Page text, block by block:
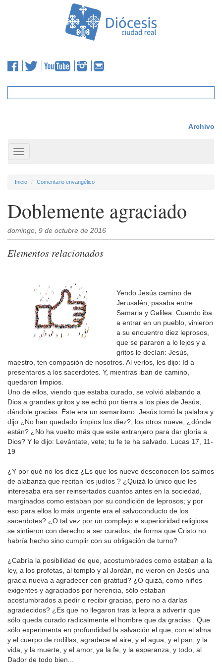
Archivo
Toggle
navigation
Inicio Comentario envangélico
Doblemente agraciado
domingo, 9 de octubre de 2016
Elementos relacionados
Yendo Jesús camino de
Jerusalén, pasaba entre
Samaria y Galilea. Cuando iba
a entrar en un pueblo, vinieron
a su encuentro diez leprosos,
que se pararon a lo lejos y a
gritos le decían: Jesús,
maestro, ten compasión de nosotros. Al verlos, les dijo: Id a
presentaros a los sacerdotes. Y, mientras iban de camino,
quedaron limpios.
Uno de ellos, viendo que estaba curado, se volvió alabando a
Dios a grandes gritos y se echó por tierra a los pies de Jesús,
dándole gracias. Éste era un samaritano. Jesús tomó la palabra y
dijo:¿No han quedado limpios los diez?; los otros nueve, ¿dónde
están? ¿No ha vuelto más que este extranjero para dar gloria a
Dios? Y le dijo: Levántate, vete; tu fe te ha salvado. Lucas 17, 11-
19
¿Y por qué no los diez ¿Es que los nueve desconocen los salmos
de alabanza que recitan los judíos ? ¿Quizá lo único que les
interesaba era ser reinsertados cuantos antes en la sociedad,
marginados como estaban por su condición de leprosos; y por
eso para ellos lo más urgente era el salvoconducto de los
sacerdotes? ¿O tal vez por un complejo e superioridad religiosa
se sintieron con derecho a ser curados, de forma que Cristo no
habría hecho sino cumplir con su obligación de turno?
¿Cabría la posibilidad de que, acostumbrados como estaban a la
ley, a los profetas, al templo y al Jordán, no vieron en Jesús una
gracia nueva a agradecer con gratitud? ¿O quizá, como niños
exigentes y agraciados por herencia, sólo estaban
acostumbrados a pedir o recibir gracias, pero no a darlas
agradecidos? ¿Es que no llegaron tras la lepra a advertir que
sólo queda curado radicalmente el hombre que da gracias . Que
sólo experimenta en profundidad la salvación el que, con el alma
y el cuerpo de rodillas, agradece el aire, y el agua, y el pan, y la
vida, y la muerte, y el amor, ya la fe, y la esperanza, y todo, al
Dador de todo bien...